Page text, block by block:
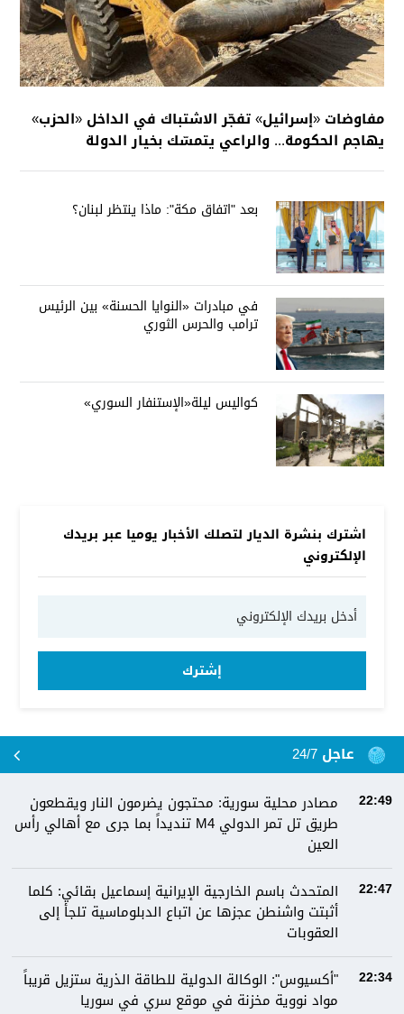
مفاوضات «إسرائيل» تفجّر الاشتباك في الداخل «الحزب»
يهاجم الحكومة... والراعي يتمسّك بخيار الدولة
بعد "اتفاق مكة": ماذا ينتظر لبنان؟
في مبادرات «النوايا الحسنة» بين الرئيس
ترامب والحرس الثوري
كواليس ليلة«الإستنفار السوري»
اشترك بنشرة الديار لتصلك الأخبار يوميا عبر بريدك
الإلكتروني
إشترك
عاجل 24/7
22:49
مصادر محلية سورية: محتجون يضرمون النار ويقطعون
طريق تل تمر الدولي M4 تنديداً بما جرى مع أهالي رأس
العين
22:47
المتحدث باسم الخارجية الإيرانية إسماعيل بقائي: كلما
أثبتت واشنطن عجزها عن اتباع الدبلوماسية تلجأ إلى
العقوبات
22:34
"أكسيوس": الوكالة الدولية للطاقة الذرية ستزيل قريباً
مواد نووية مخزنة في موقع سري في سوريا